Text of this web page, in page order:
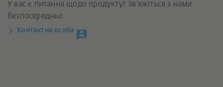
У вас є питання щодо продукту? Зв’яжіться з нами
безпосередньо:
Контактна особа